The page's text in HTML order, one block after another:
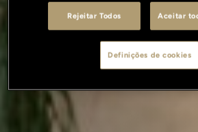
Rejeitar Todos Aceitar
Definições de cookies